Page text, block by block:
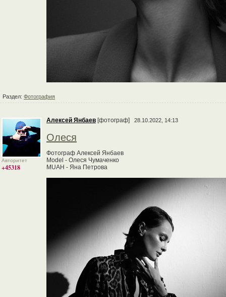
Раздел: Фотография
Авторитет
+45318
Алексей Янбаев [фотограф] 28.10.2022, 14:13
Олеся
Фотограф Алексей Янбаев
Model - Олеся Чумаченко
MUAH - Яна Петрова